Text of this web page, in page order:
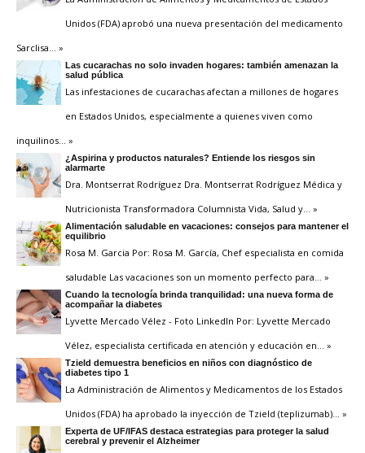
Unidos (FDA) aprobó una nueva presentación del medicamento
Sarclisa … »
Las cucarachas no solo invaden hogares: también amenazan la
salud pública
Las infestaciones de cucarachas afectan a millones de hogares
en Estados Unidos, especialmente a quienes viven como
inquilinos … »
¿Aspirina y productos naturales? Entiende los riesgos sin
alarmarte
Dra. Montserrat Rodríguez Dra. Montserrat Rodríguez Médica y
Nutricionista Transformadora Columnista Vida, Salud y … »
Alimentación saludable en vacaciones: consejos para mantener el
equilibrio
Rosa M. Garcia Por: Rosa M. García, Chef especialista en comida
saludable Las vacaciones son un momento perfecto para … »
Cuando la tecnología brinda tranquilidad: una nueva forma de
acompañar la diabetes
Lyvette Mercado Vélez - Foto LinkedIn Por: Lyvette Mercado
Vélez, especialista certificada en atención y educación en … »
Tzield demuestra beneficios en niños con diagnóstico de
diabetes tipo 1
La Administración de Alimentos y Medicamentos de los Estados
Unidos (FDA) ha aprobado la inyección de Tzield (teplizumab) … »
Experta de UF/IFAS destaca estrategias para proteger la salud
cerebral y prevenir el Alzheimer